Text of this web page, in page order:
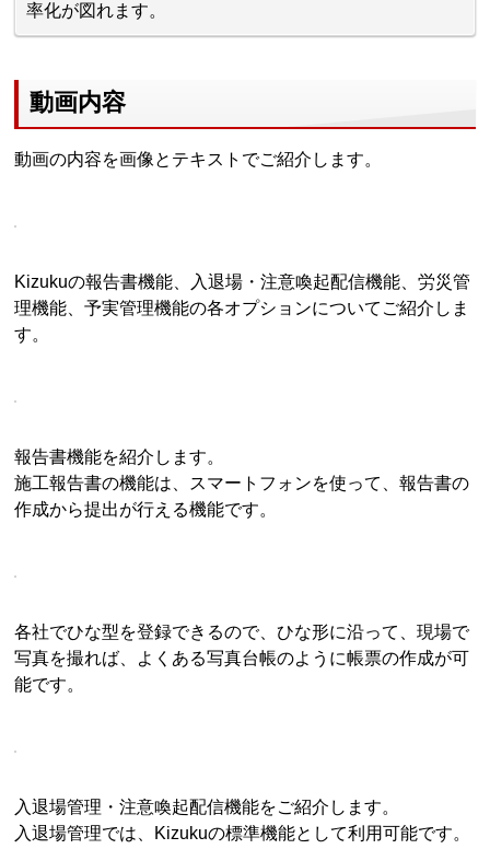
率化が図れます。
動画内容
動画の内容を画像とテキストでご紹介します。
Kizukuの報告書機能、入退場・注意喚起配信機能、労災管
理機能、予実管理機能の各オプションについてご紹介しま
す。
報告書機能を紹介します。
施工報告書の機能は、スマートフォンを使って、報告書の
作成から提出が行える機能です。
各社でひな型を登録できるので、ひな形に沿って、現場で
写真を撮れば、よくある写真台帳のように帳票の作成が可
能です。
入退場管理・注意喚起配信機能をご紹介します。
入退場管理では、Kizukuの標準機能として利用可能です。